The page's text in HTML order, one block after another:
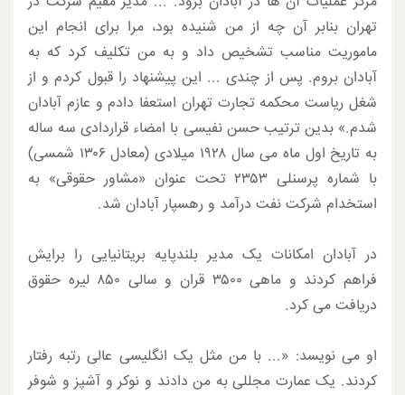
تهران بنابر آن چه از من شنیده بود، مرا برای انجام این
ماموریت مناسب تشخیص داد و به من تکلیف کرد که به
آبادان بروم. پس از چندی ... این پیشنهاد را قبول کردم و از
شغل ریاست محکمه تجارت تهران استعفا دادم و عازم آبادان
شدم.» بدین ترتیب حسن نفیسی با امضاء قراردادی سه ساله
به تاریخ اول ماه می سال ۱۹۲۸ میلادی (معادل ۱۳۰۶ شمسی)
با شماره پرسنلی ۲۳۵۳ تحت عنوان «مشاور حقوقی» به
استخدام شرکت نفت درآمد و رهسپار آبادان شد.
در آبادان امکانات یک مدیر بلندپایه بریتانیایی را برایش
فراهم کردند و ماهی ۳۵۰۰ قران و سالی ۸۵۰ لیره حقوق
دریافت می کرد.
او می نویسد: «... با من مثل یک انگلیسی عالی رتبه رفتار
کردند. یک عمارت مجللی به من دادند و نوکر و آشپز و شوفر